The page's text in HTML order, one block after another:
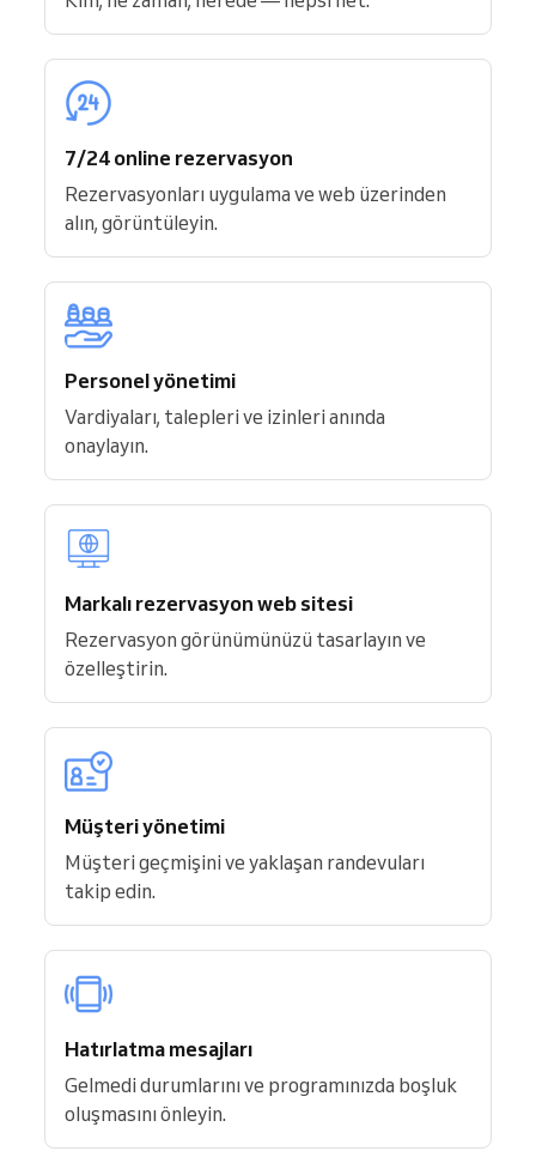
7/24 online rezervasyon
Rezervasyonları uygulama ve web üzerinden
alın, görüntüleyin.
Personel yönetimi
Vardiyaları, talepleri ve izinleri anında
onaylayın.
Markalı rezervasyon web sitesi
Rezervasyon görünümünüzü tasarlayın ve
özelleştirin.
Müşteri yönetimi
Müşteri geçmişini ve yaklaşan randevuları
takip edin.
Hatırlatma mesajları
Gelmedi durumlarını ve programınızda boşluk
oluşmasını önleyin.